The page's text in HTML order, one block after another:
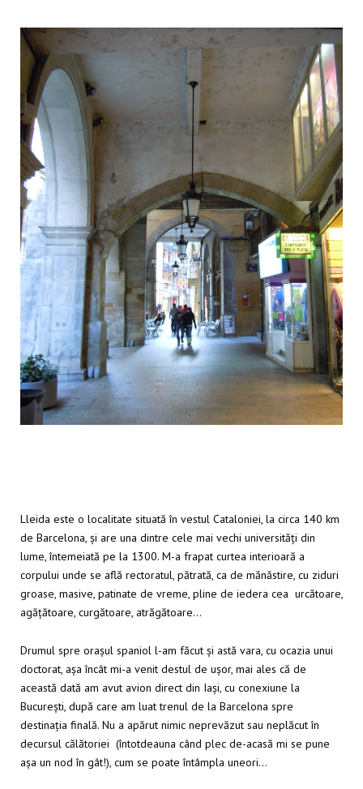
Lleida este o localitate situată în vestul Cataloniei, la circa 140 km
de Barcelona, și are una dintre cele mai vechi universități din
lume, întemeiată pe la 1300. M-a frapat curtea interioară a
corpului unde se află rectoratul, pătrată, ca de mănăstire, cu ziduri
groase, masive, patinate de vreme, pline de iedera cea urcătoare,
agățătoare, curgătoare, atrăgătoare…
Drumul spre orașul spaniol l-am făcut și astă vara, cu ocazia unui
doctorat, așa încât mi-a venit destul de ușor, mai ales că de
această dată am avut avion direct din Iași, cu conexiune la
București, după care am luat trenul de la Barcelona spre
destinația finală. Nu a apărut nimic neprevăzut sau neplăcut în
decursul călătoriei (întotdeauna când plec de-acasă mi se pune
așa un nod în gât!), cum se poate întâmpla uneori…